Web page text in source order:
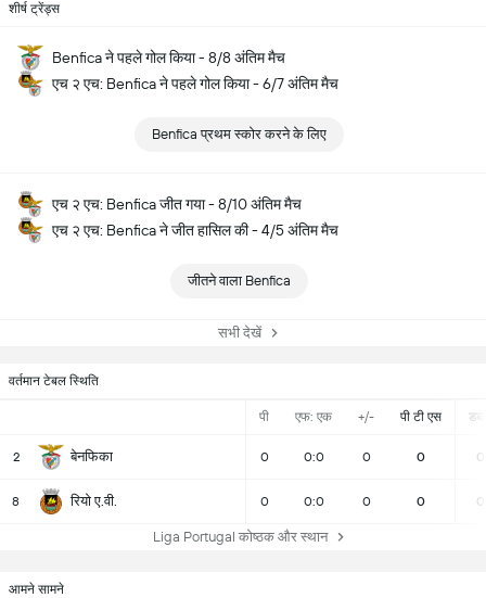
शीर्ष ट्रेंड्स
Benfica ने पहले गोल किया - 8/8 अंतिम मैच
एच २ एच: Benfica ने पहले गोल किया - 6/7 अंतिम मैच
Benfica प्रथम स्कोर करने के लिए
एच २ एच: Benfica जीत गया - 8/10 अंतिम मैच
एच २ एच: Benfica ने जीत हासिल की - 4/5 अंतिम मैच
जीतने वाला Benfica
सभी देखें
वर्तमान टेबल स्थिति
पी एफ: एक +/- पी टी एस
2 बेनफिका 0 0:0 0 0 0
8 रियो ए.वी. 0 0:0 0 0 0
Liga Portugal कोष्ठक और स्थान
आमने सामने